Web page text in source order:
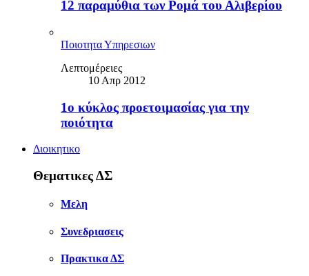
12 παραμύθια των Ρομά του Αλιβερίου
Ποιοτητα Υπηρεσιων
Λεπτομέρειες
10 Απρ 2012
1ο κύκλος προετοιμασίας για την
ποιότητα
Διοικητικο
Θεματικες ΔΣ
Μελη
Συνεδριασεις
Πρακτικα ΔΣ